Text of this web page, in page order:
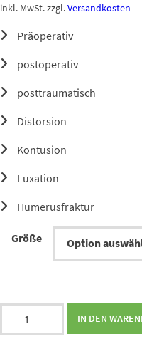
inkl. MwSt.zzgl.Versandkosten
Präoperativ
postoperativ
posttraumatisch
Distorsion
Kontusion
Luxation
Humerusfraktur
Größe
OmoXpress
IN DEN